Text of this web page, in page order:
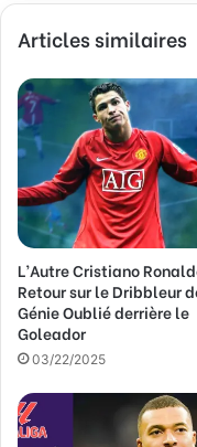
o
r
e
a
d
e
s
s
e
E
m
a
i
Articles similaires
L’Autre Cristiano
Retour sur le Dribbleur
Génie Oublié derrière le
Goleador
03/22/2025